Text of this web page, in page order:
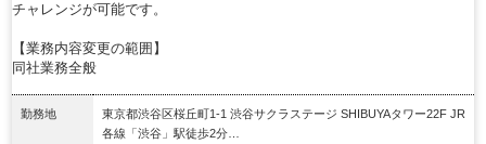
チャレンジが可能です。
【業務内容変更の範囲】
同社業務全般
勤務地
東京都渋谷区桜丘町1‐1 渋谷サクラステージ SHIBUYAタワー22F JR
各線「渋谷」駅徒歩2分…